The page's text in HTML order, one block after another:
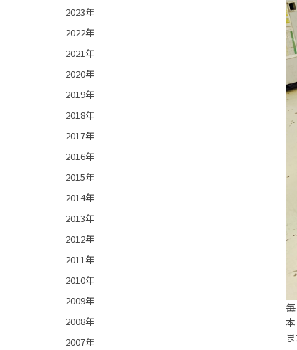
2023年
2022年
2021年
2020年
2019年
2018年
2017年
2016年
2015年
2014年
2013年
2012年
2011年
2010年
2009年
2008年
2007年